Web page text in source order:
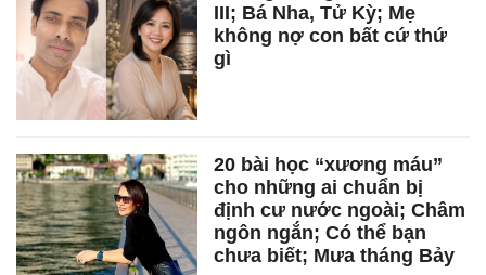
III; Bá Nha, Tử Kỳ; Mẹ
không nợ con bất cứ thứ
gì
20 bài học “xương máu”
cho những ai chuẩn bị
định cư nước ngoài; Châm
ngôn ngắn; Có thể bạn
chưa biết; Mưa tháng Bảy